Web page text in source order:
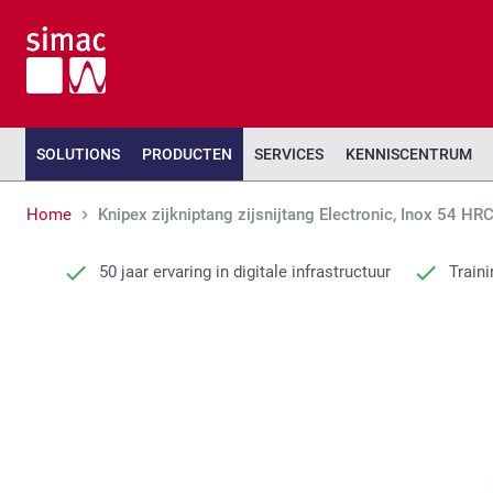
SOLUTIONS PRODUCTEN SERVICES KENNISCENTRUM
Home Knipex zijkniptang zijsnijtang Electronic, Inox 54
50 jaar ervaring in digitale infrastructuur